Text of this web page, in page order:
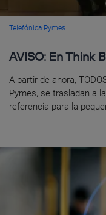
Telefónica Pymes
AVISO: En Think
A partir de ahora,
Pymes, se trasladan a
referencia para la